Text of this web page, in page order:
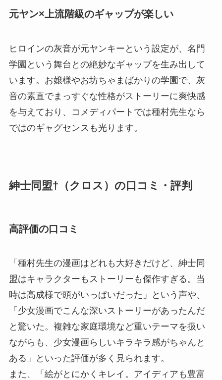
元ヤン×上流階級のギャップが楽しい
ヒロインの灰音が元ヤンキーという設定が、名門
学園という舞台との絶妙なギャップを生み出して
います。お嬢様やお坊ちゃまばかりの学園で、灰
音の素直でまっすぐな性格がストーリーに爽快感
を与えており、コメディパートでは種村先生なら
ではのギャグセンスも光ります。
紳士同盟†（クロス）の口コミ・評判
高評価の口コミ
「種村先生の漫画はどれも大好きだけど、紳士同
盟はキャラクターもストーリーも傑作すぎる。当
時は高成様で頭がいっぱいだった」という声や、
「少女漫画でこんな深いストーリーがあったんだ
と驚いた。複雑な家庭環境など重いテーマを扱い
ながらも、少女漫画らしいキラキラ感がちゃんと
ある」といった評価が多く見られます。
また、「絵がとにかくキレイ。アイディアも豊富